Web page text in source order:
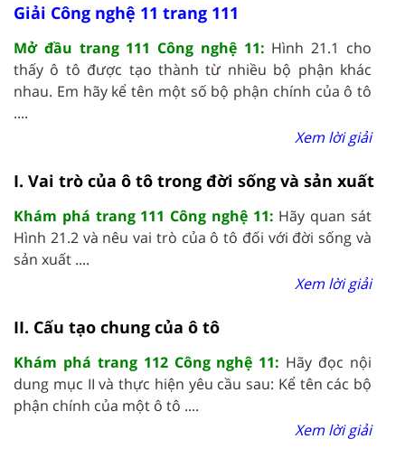
Giải Công nghệ 11 trang 111
Mở đầu trang 111 Công nghệ 11: Hình 21.1 cho
thấy ô tô được tạo thành từ nhiều bộ phận khác
nhau. Em hãy kể tên một số bộ phận chính của ô tô
....
Xem lời giải
I. Vai trò của ô tô trong đời sống và sản xuất
Khám phá trang 111 Công nghệ 11: Hãy quan sát
Hình 21.2 và nêu vai trò của ô tô đối với đời sống và
sản xuất ....
Xem lời giải
II. Cấu tạo chung của ô tô
Khám phá trang 112 Công nghệ 11: Hãy đọc nội
dung mục II và thực hiện yêu cầu sau: Kể tên các bộ
phận chính của một ô tô ....
Xem lời giải